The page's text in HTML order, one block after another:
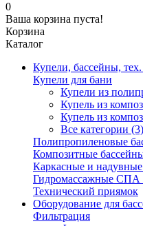
0
Ваша корзина пуста!
Корзина
Каталог
Купели, бассейны,
Купели для бани
Купели из
Купель из
Купель из
Все категории (3)
Полипропиленовые
Композитные
Каркасные и
Гидромассажные СПА
Технический приямок
Оборудование для
Фильтрация